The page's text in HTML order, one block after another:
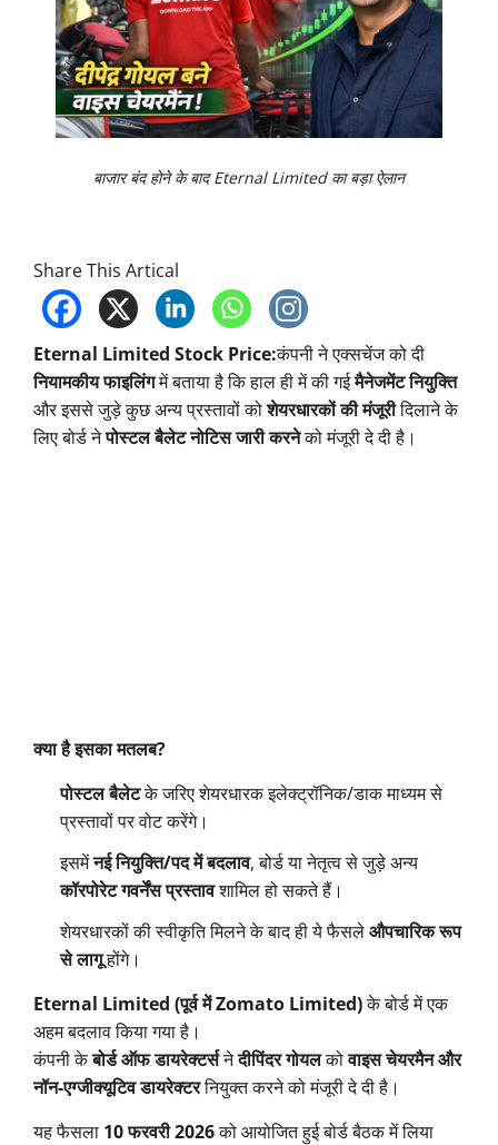
बाजार बंद होने के बाद Eternal Limited का बड़ा ऐलान
Share This Artical
Eternal Limited Stock Price:कंपनी ने एक्सचेंज को दी
नियामकीय फाइलिंगमें बताया है कि हाल ही में की गईमैनेजमेंट नियुक्ति
और इससे जुड़े कुछ अन्य प्रस्तावों कोशेयरधारकों की मंजूरीदिलाने के
लिए बोर्ड नेपोस्टल बैलेट नोटिस जारी करनेको मंजूरी दे दी है।
क्या है इसका मतलब?
पोस्टल बैलेटके जरिए शेयरधारक इलेक्ट्रॉनिक/डाक माध्यम से
प्रस्तावों पर वोट करेंगे।
इसमेंनई नियुक्ति/पद में बदलाव, बोर्ड या नेतृत्व से जुड़े अन्य
कॉरपोरेट गवर्नेंस प्रस्तावशामिल हो सकते हैं।
शेयरधारकों की स्वीकृति मिलने के बाद ही ये फैसलेऔपचारिक रूप
से लागूहोंगे।
Eternal Limited (पूर्व में Zomato Limited)के बोर्ड में एक
अहम बदलाव किया गया है।
कंपनी केबोर्ड ऑफ डायरेक्टर्सनेदीपिंदर गोयलकोवाइस चेयरमैन और
नॉन-एग्जीक्यूटिव डायरेक्टरनियुक्त करने को मंजूरी दे दी है।
यह फैसला 10 फरवरी 2026को आयोजित हुई बोर्ड बैठक में लिया